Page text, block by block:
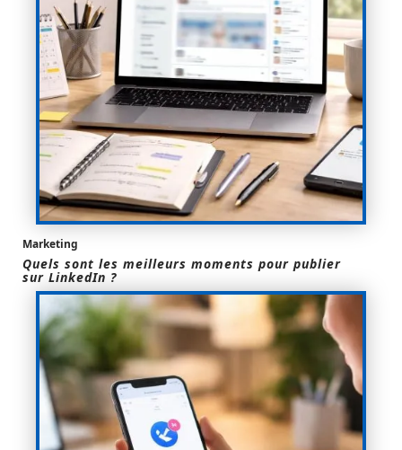
Marketing
Quels sont les meilleurs moments pour publier
sur LinkedIn ?